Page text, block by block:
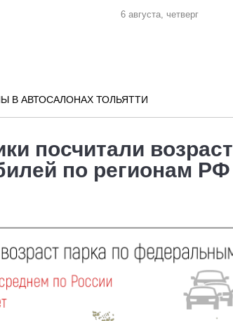
6 августа, четверг
В АВТОСАЛОНАХ ТОЛЬЯТТИ
посчитали возраст
по регионам РФ